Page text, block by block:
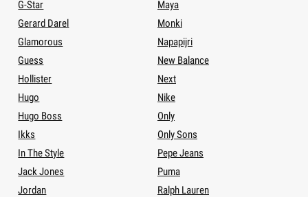
G-Star
Gerard Darel
Glamorous
Guess
Hollister
Hugo
Hugo Boss
Ikks
In The Style
Jack Jones
Jordan
Maya
Monki
Napapijri
New Balance
Next
Nike
Only
Only Sons
Pepe Jeans
Puma
Ralph Lauren